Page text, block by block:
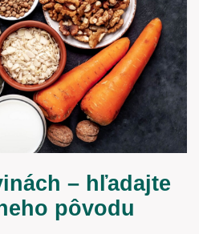
– hľadajte
pôvodu